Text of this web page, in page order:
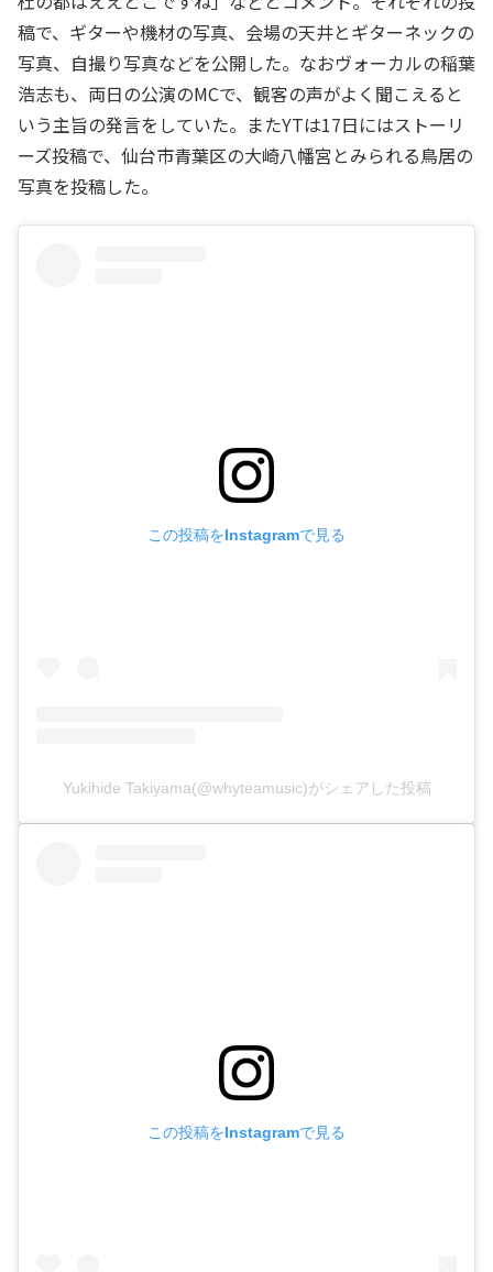
稿で、ギターや機材の写真、会場の天井とギターネックの
写真、自撮り写真などを公開した。なおヴォーカルの稲葉
浩志も、両日の公演のMCで、観客の声がよく聞こえると
いう主旨の発言をしていた。またYTは17日にはストーリ
ーズ投稿で、仙台市青葉区の大崎八幡宮とみられる鳥居の
写真を投稿した。
この投稿をInstagramで見る
Yukihide Takiyama(@whyteamusic)がシェアした投稿
この投稿をInstagramで見る